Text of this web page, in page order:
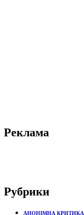
Реклама
Рубрики
АНОНІМНА КРИТИКА